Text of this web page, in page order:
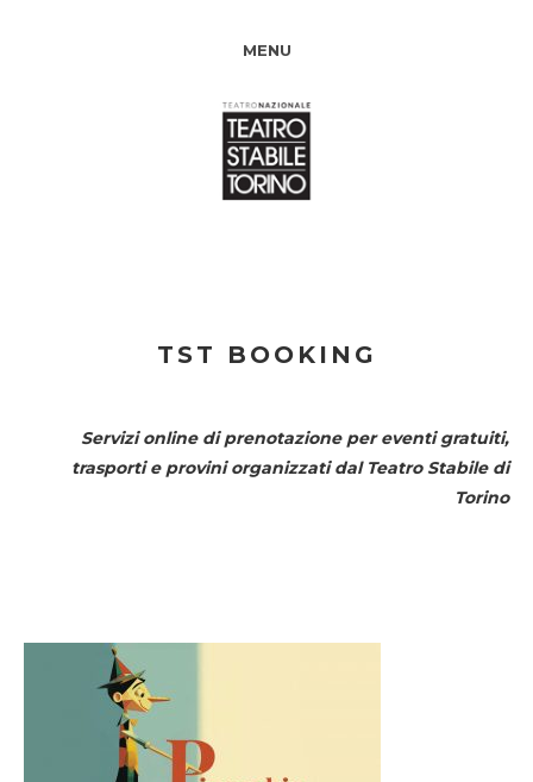
MENU
TST BOOKING
Servizi online di prenotazione per eventi gratuiti,
trasporti e provini organizzati dal Teatro Stabile di
Torino